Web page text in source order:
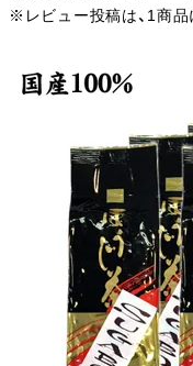
※レビュー投稿は、1商品